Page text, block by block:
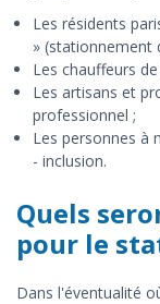
Les résidents
» (stationnement
Les chauffeurs
Les artisans et
professionnel ;
Les personnes à
- inclusion.
Quels
pour le
Dans l'éventualité